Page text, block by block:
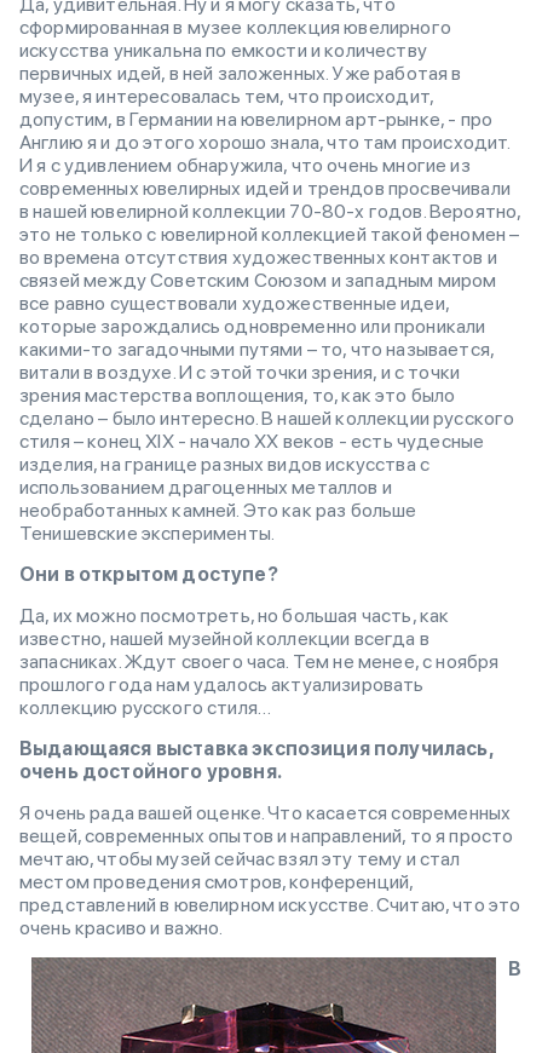
сформированная в музее коллекция ювелирного
искусства уникальна по емкости и количеству
первичных идей, в ней заложенных. Уже работая в
музее, я интересовалась тем, что происходит,
допустим, в Германии на ювелирном арт-рынке, - про
Англию я и до этого хорошо знала, что там происходит.
И я с удивлением обнаружила, что очень многие из
современных ювелирных идей и трендов просвечивали
в нашей ювелирной коллекции 70-80-х годов. Вероятно,
это не только с ювелирной коллекцией такой феномен –
во времена отсутствия художественных контактов и
связей между Советским Союзом и западным миром
все равно существовали художественные идеи,
которые зарождались одновременно или проникали
какими-то загадочными путями – то, что называется,
витали в воздухе. И с этой точки зрения, и с точки
зрения мастерства воплощения, то, как это было
сделано – было интересно. В нашей коллекции русского
стиля – конец XIX - начало XX веков - есть чудесные
изделия, на границе разных видов искусства с
использованием драгоценных металлов и
необработанных камней. Это как раз больше
Тенишевские эксперименты.
Они в открытом доступе?
Да, их можно посмотреть, но большая часть, как
известно, нашей музейной коллекции всегда в
запасниках. Ждут своего часа. Тем не менее, с ноября
прошлого года нам удалось актуализировать
коллекцию русского стиля…
Выдающаяся выставка экспозиция получилась,
очень достойного уровня.
Я очень рада вашей оценке. Что касается современных
вещей, современных опытов и направлений, то я просто
мечтаю, чтобы музей сейчас взял эту тему и стал
местом проведения смотров, конференций,
представлений в ювелирном искусстве. Считаю, что это
очень красиво и важно.
В